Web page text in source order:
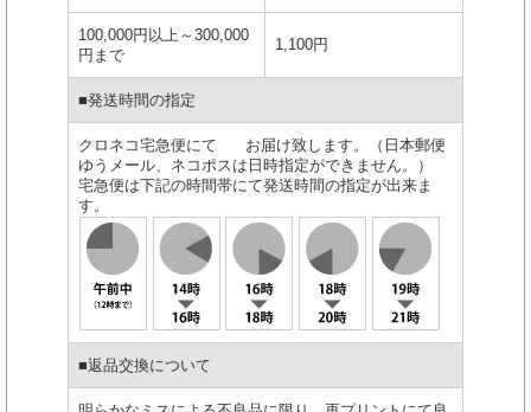
100,000円以上～300,000
円まで
1,100円
■発送時間の指定
クロネコ宅急便にて お届け致します。（日本郵便
ゆうメール、ネコポスは日時指定ができません。）
宅急便は下記の時間帯にて発送時間の指定が出来ま
す。
■返品交換について